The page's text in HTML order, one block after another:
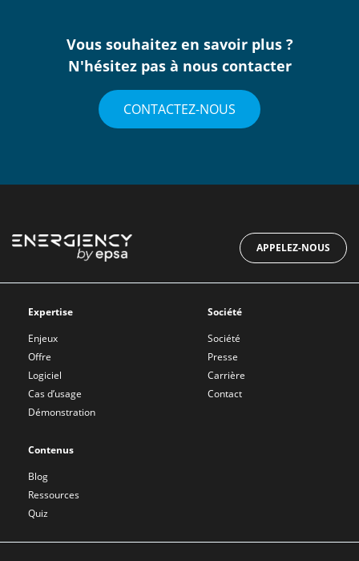
Vous souhaitez en savoir plus ?
N'hésitez pas à nous contacter
CONTACTEZ-NOUS
APPELEZ-NOUS
Expertise
Enjeux
Offre
Logiciel
Cas d’usage
Démonstration
Société
Société
Presse
Carrière
Contact
Contenus
Blog
Ressources
Quiz